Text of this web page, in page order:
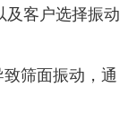
客户选择振动
筛面振动，通